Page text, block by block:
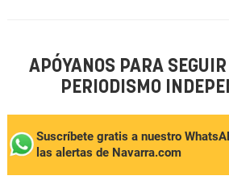
APÓYANOS PARA
PERIODISMO
Suscríbete gratis a nuestro
las alertas de Navarra.com